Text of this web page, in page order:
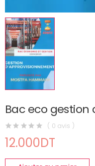
Bac eco
( 0 avis )
12.000DT